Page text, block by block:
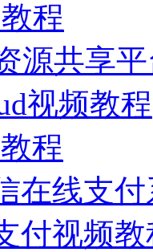
程
源共享
视频教程
程
在线支
付视频教